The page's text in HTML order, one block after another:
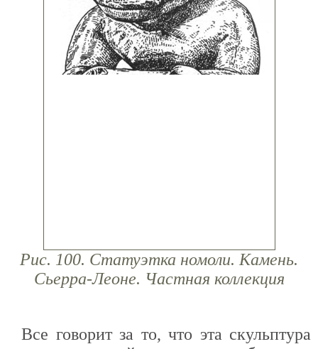
Рис. 100. Статуэтка номоли. Камень.
Сьерра-Леоне. Частная коллекция
Все говорит за то, что эта скульптура